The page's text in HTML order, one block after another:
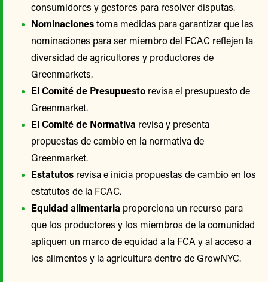
consumidores y gestores para resolver disputas.
Nominacionestoma medidas para garantizar que las
nominaciones para ser miembro del FCAC reflejen la
diversidad de agricultores y productores de
Greenmarkets.
El Comité de Presupuesto revisa el presupuesto de
Greenmarket.
El Comité de Normativa revisa y presenta
propuestas de cambio en la normativa de
Greenmarket.
Estatutos revisa e inicia propuestas de cambio en los
estatutos de la FCAC.
Equidad alimentaria proporciona un recurso para
que los productores y los miembros de la comunidad
apliquen un marco de equidad a la FCA y al acceso a
los alimentos y la agricultura dentro de GrowNYC.